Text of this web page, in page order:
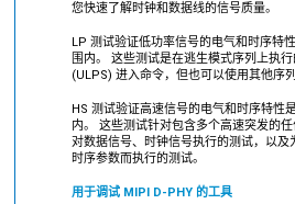
您快速了解时钟和数据线的信号质量。
LP 测试验证低功率信号的电气和时序特
围内。 这些测试是在逃生模式序列上执
(ULPS) 进入命令，但也可以使用其他序
HS 测试验证高速信号的电气和时序特性
内。 这些测试针对包含多个高速突发的
对数据信号、时钟信号执行的测试，以及
时序参数而执行的测试。
用于调试 MIPI D-PHY 的工具